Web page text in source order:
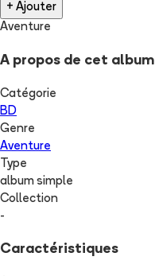
+ Ajouter
Aventure
A propos de cet album
Catégorie
BD
Genre
Aventure
Type
album simple
Collection
-
Caractéristiques